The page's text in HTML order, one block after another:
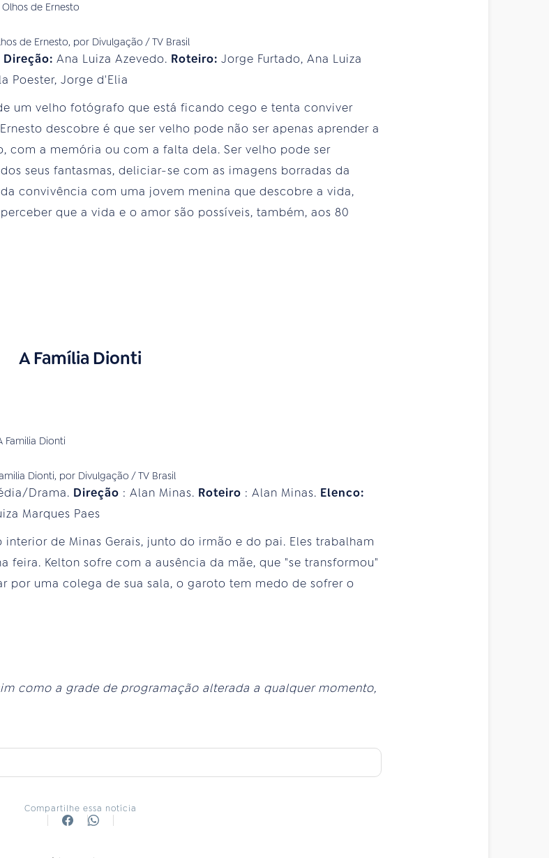
de Ernesto, por Divulgação / TV Brasil
Direção: Ana Luiza Azevedo. Roteiro: Jorge Furtado, Ana Luiza
Poester , Jorge d'Elia
um velho fotógrafo que está ficando cego e tenta conviver
descobre é que ser velho pode não ser apenas aprender a
com a memória ou com a falta dela. Ser velho pode ser
seus fantasmas, deliciar-se com as imagens borradas da
convivência com uma jovem menina que descobre a vida,
que a vida e o amor são possíveis, também, aos 80
A Família Dionti
Dionti, por Divulgação / TV Brasil
Drama. Direção : Alan Minas. Roteiro : Alan Minas. Elenco:
Marques Paes
de Minas Gerais, junto do irmão e do pai. Eles trabalham
feira. Kelton sofre com a ausência da mãe, que "se transformou"
por uma colega de sua sala, o garoto tem medo de sofrer o
como a grade de programação alterada a qualquer momento,
Compartilhe essa notícia